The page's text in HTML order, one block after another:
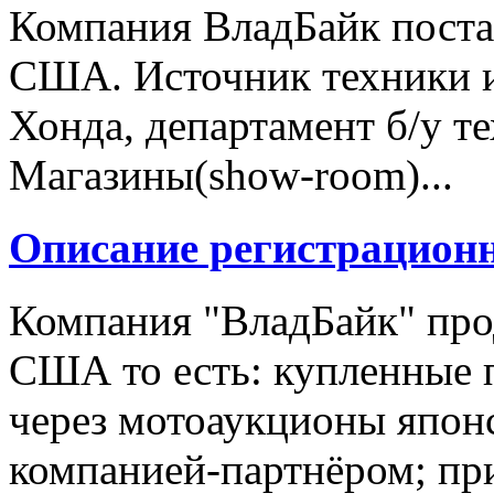
Компания ВладБайк
США. Источник техники
Хонда, департамент б/у
Магазины(show-room)...
Описание
Компания "ВладБайк"
США то есть: купленные
через мотоаукционы
компанией-партнёром;